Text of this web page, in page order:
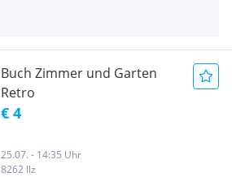
Buch Zimmer und Garten
Retro
€ 4
25.07. - 14:35 Uhr
8262 Ilz